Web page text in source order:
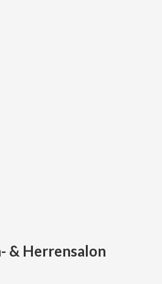
& Herrensalon